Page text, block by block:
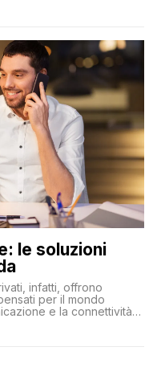
le soluzioni
infatti, offrono
per il mondo
e la connettività